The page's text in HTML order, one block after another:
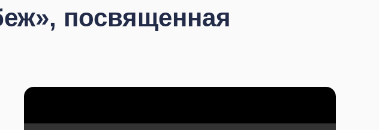
посвященная